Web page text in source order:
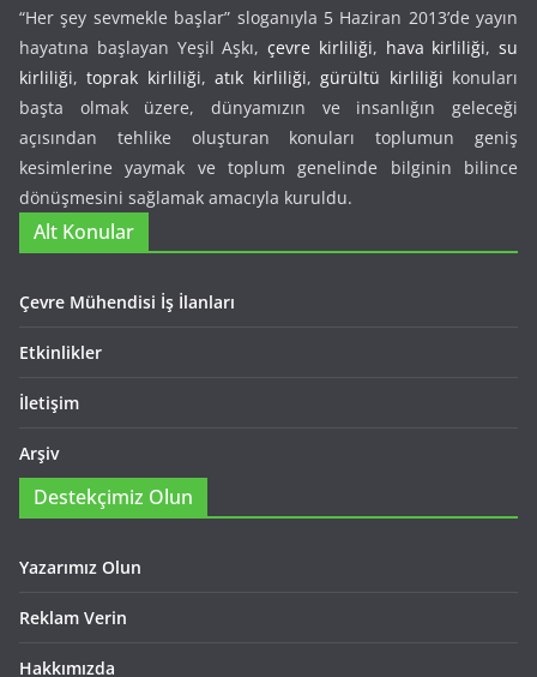
“Her şey sevmekle başlar” sloganıyla 5 Haziran 2013’de yayın
hayatına başlayan Yeşil Aşkı, çevre kirliliği, hava kirliliği, su
kirliliği,toprak kirliliği,atık kirliliği,gürültü kirliliği konuları
başta olmak üzere, dünyamızın ve insanlığın geleceği
açısından tehlike oluşturan konuları toplumun geniş
kesimlerine yaymak ve toplum genelinde bilginin bilince
dönüşmesini sağlamak amacıyla kuruldu.
Alt Konular
Çevre Mühendisi İş İlanları
Etkinlikler
İletişim
Arşiv
Destekçimiz Olun
Yazarımız Olun
Reklam Verin
Hakkımızda